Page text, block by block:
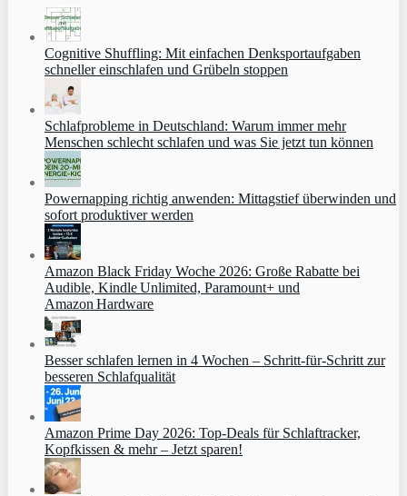
Cognitive Shuffling: Mit einfachen Denksportaufgaben
schneller einschlafen und Grübeln stoppen
Schlafprobleme in Deutschland: Warum immer mehr
Menschen schlecht schlafen und was Sie jetzt tun können
Powernapping richtig anwenden: Mittagstief überwinden und
sofort produktiver werden
Amazon Black Friday Woche 2026: Große Rabatte bei
Audible, Kindle Unlimited, Paramount+ und
Amazon Hardware
Besser schlafen lernen in 4 Wochen – Schritt‑für‑Schritt zur
besseren Schlafqualität
Amazon Prime Day 2026: Top-Deals für Schlaftracker,
Kopfkissen & mehr – Jetzt sparen!